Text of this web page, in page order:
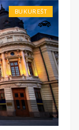
BUKUREŠT